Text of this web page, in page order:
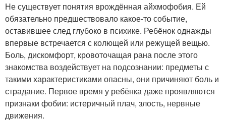
Не существует понятия врождённая айхмофобия. Ей
обязательно предшествовало какое-то событие,
оставившее след глубоко в психике. Ребёнок однажды
впервые встречается с колющей или режущей вещью.
Боль, дискомфорт, кровоточащая рана после этого
знакомства воздействует на подсознании: предметы с
такими характеристиками опасны, они причиняют боль и
страдание. Первое время у ребёнка даже проявляются
признаки фобии: истеричный плач, злость, нервные
движения.